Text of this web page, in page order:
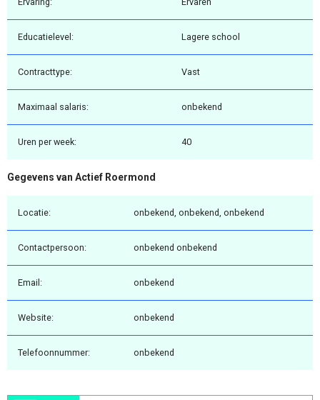
Educatielevel: Lagere school
Contracttype: Vast
Maximaal salaris: onbekend
Uren per week: 40
Gegevens van Actief Roermond
Locatie: onbekend, onbekend, onbekend
Contactpersoon: onbekend onbekend
Email: onbekend
Website: onbekend
Telefoonnummer: onbekend